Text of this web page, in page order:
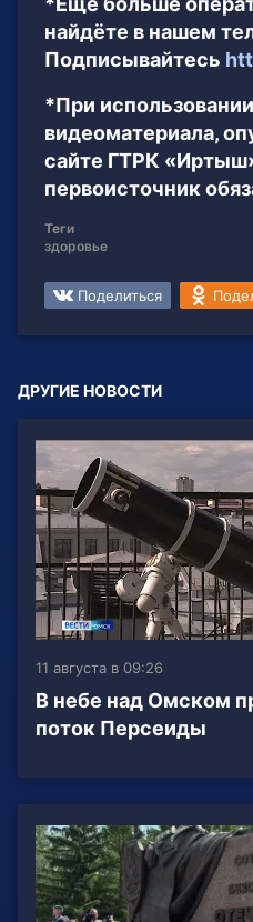
найдёте в нашем
Подписывайтесь
*При
видеоматериала,
сайте ГТРК
первоисточник
Теги
здоровье
Поделиться
ДРУГИЕ НОВОСТИ
11 августа в 09:26
В небе над Омском
поток Персеиды